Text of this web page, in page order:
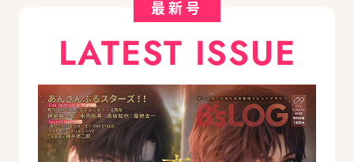
最新号
LATEST ISSUE